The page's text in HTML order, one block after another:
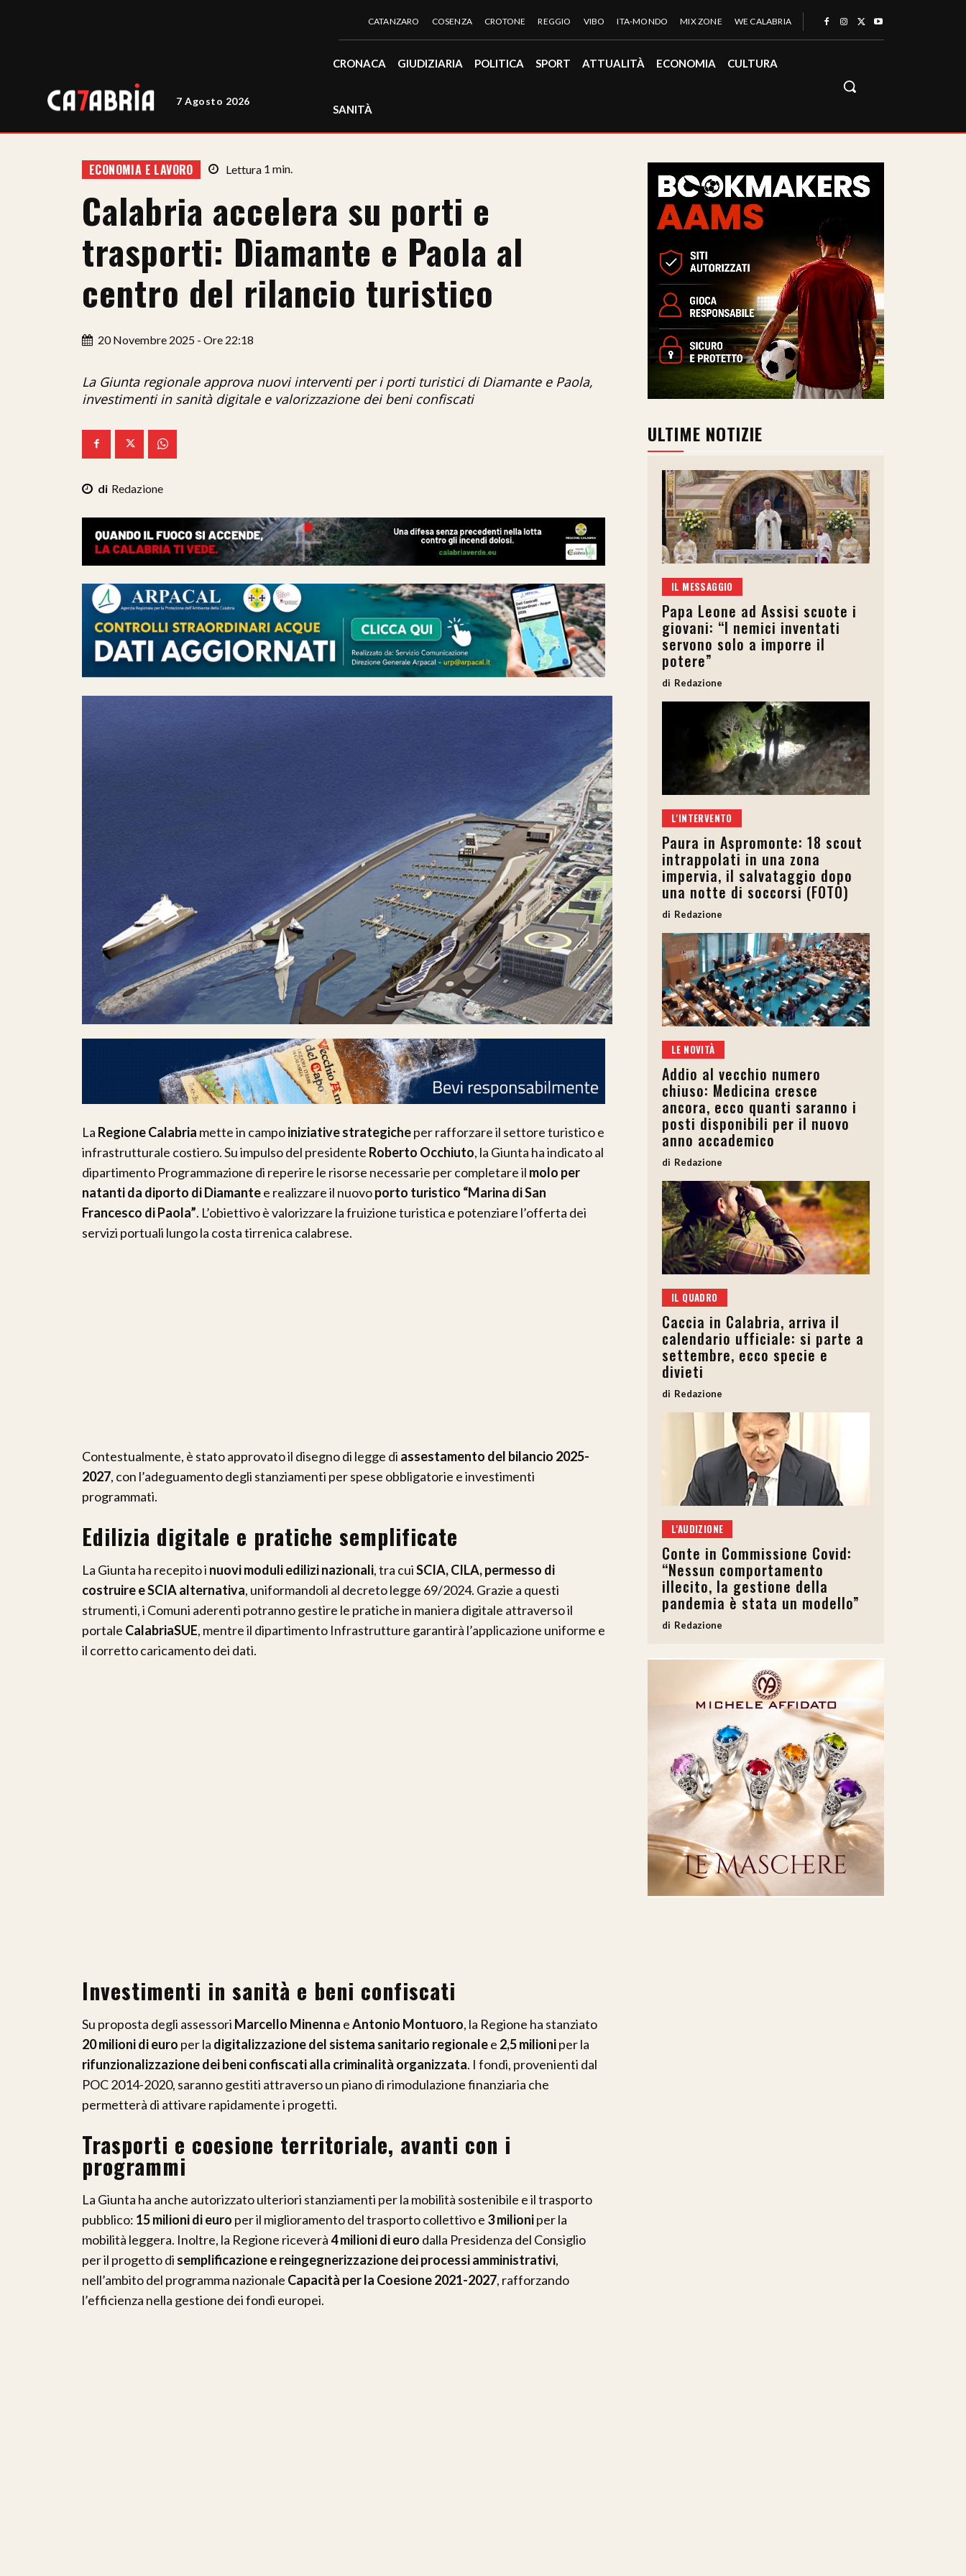
7 Agosto 2026
CATANZARO COSENZA CROTONE REGGIO VIBO ITA-MONDO MIX ZONE WE CALABRIA
CRONACA GIUDIZIARIA POLITICA SPORT ATTUALITÀ ECONOMIA CULTURA
SANITÀ
ECONOMIA E LAVORO Lettura 1 min.
Calabria accelera su porti e
trasporti: Diamante e Paola al
centro del rilancio turistico
20 Novembre 2025 - Ore 22:18
La Giunta regionale approva nuovi interventi per i porti turistici di Diamante e Paola,
investimenti in sanità digitale e valorizzazione dei beni confiscati
Redazione
La Regione Calabria mette in campoiniziative strategicheper rafforzare il settore turistico e
infrastrutturale costiero. Su impulso del presidente Roberto Occhiuto, la Giunta ha indicato al
dipartimento Programmazione di reperire le risorse necessarie per completare il molo per
natanti da diporto di Diamantee realizzare il nuovoporto turistico “Marina di San
Francesco di Paola”. L’obiettivo è valorizzare la fruizione turistica e potenziare l’offerta dei
servizi portuali lungo la costa tirrenica calabrese.
Contestualmente, è stato approvato il disegno di legge di assestamento del bilancio 2025-
2027, con l’adeguamento degli stanziamenti per spese obbligatorie e investimenti
programmati.
Edilizia digitale e pratiche semplificate
La Giunta ha recepito i nuovi moduli edilizi nazionali, tra cuiSCIA, CILA, permesso di
costruire e SCIA alternativa, uniformandoli al decreto legge 69/2024. Grazie a questi
strumenti, i Comuni aderenti potranno gestire le pratiche in maniera digitale attraverso il
portale CalabriaSUE, mentre il dipartimento Infrastrutture garantirà l’applicazione uniforme e
il corretto caricamento dei dati.
Investimenti in sanità e beni confiscati
Su proposta degli assessori Marcello Minenna eAntonio Montuoro, la Regione ha stanziato
20 milioni di euro per la digitalizzazione del sistema sanitario regionalee 2,5 milioniper la
rifunzionalizzazione dei beni confiscati alla criminalità organizzata. I fondi, provenienti dal
POC 2014-2020, saranno gestiti attraverso un piano di rimodulazione finanziaria che
permetterà di attivare rapidamente i progetti.
Trasporti e coesione territoriale, avanti con i
programmi
La Giunta ha anche autorizzato ulteriori stanziamenti per la mobilità sostenibile e il trasporto
pubblico: 15 milioni di euro per il miglioramento del trasporto collettivo e 3 milioniper la
mobilità leggera. Inoltre, la Regione riceverà4 milioni di euro dalla Presidenza del Consiglio
per il progetto di semplificazione e reingegnerizzazione dei processi amministrativi,
nell’ambito del programma nazionale Capacità per la Coesione 2021-2027, rafforzando
l’efficienza nella gestione dei fondi europei.
ULTIME NOTIZIE
IL MESSAGGIO
Papa Leone ad Assisi scuote i
giovani: “I nemici inventati
servono solo a imporre il
potere”
Redazione
L'INTERVENTO
Paura in Aspromonte: 18 scout
intrappolati in una zona
impervia, il salvataggio dopo
una notte di soccorsi (FOTO)
Redazione
LE NOVITÀ
Addio al vecchio numero
chiuso: Medicina cresce
ancora, ecco quanti saranno i
posti disponibili per il nuovo
anno accademico
Redazione
IL QUADRO
Caccia in Calabria, arriva il
calendario ufficiale: si parte a
settembre, ecco specie e
divieti
Redazione
L'AUDIZIONE
Conte in Commissione Covid:
“Nessun comportamento
illecito, la gestione della
pandemia è stata un modello”
Redazione